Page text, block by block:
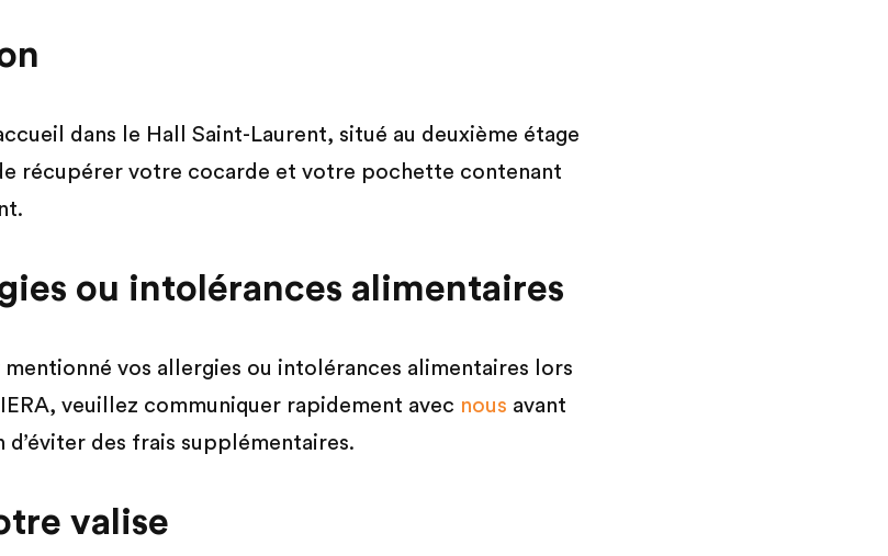
dans le Hall Saint-Laurent, situé au deuxième étage
récupérer votre cocarde et votre pochette contenant
ou intolérances alimentaires
mentionné vos allergies ou intolérances alimentaires lors
veuillez communiquer rapidement avec nous avant
d’éviter des frais supplémentaires.
valise